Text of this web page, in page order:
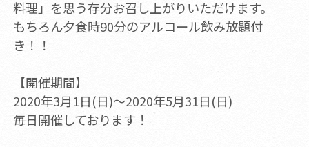
料理」を思う存分お召し上がりいただけます。
もちろん夕食時90分のアルコール飲み放題付
き！！
【開催期間】
2020年3月1日(日)～2020年5月31日(日)
毎日開催しております！